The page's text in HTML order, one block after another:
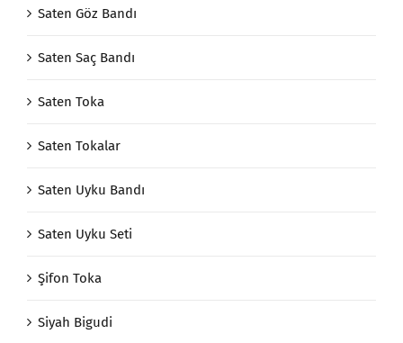
Saten Göz Bandı
Saten Saç Bandı
Saten Toka
Saten Tokalar
Saten Uyku Bandı
Saten Uyku Seti
Şifon Toka
Siyah Bigudi